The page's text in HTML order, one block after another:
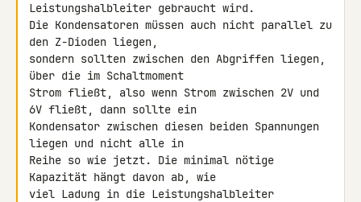
Leistungshalbleiter gebraucht wird.
Die Kondensatoren müssen auch nicht parallel zu
den Z-Dioden liegen,
sondern sollten zwischen den Abgriffen liegen,
über die im Schaltmoment
Strom fließt, also wenn Strom zwischen 2V und
6V fließt, dann sollte ein
Kondensator zwischen diesen beiden Spannungen
liegen und nicht alle in
Reihe so wie jetzt. Die minimal nötige
Kapazität hängt davon ab, wie
viel Ladung in die Leistungshalbleiter